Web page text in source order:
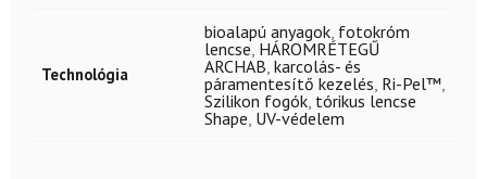
Technológia
bioalapú anyagok fotokróm
lencse HÁROMRÉTEGŰ
ARCHAB karcolás- és
páramentesítő kezelés Ri-Pel™
Szilikon fogók tórikus lencse
Shape UV-védelem